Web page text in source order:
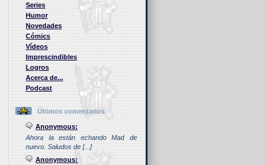
Series
Humor
Novedades
Cómics
Vídeos
Imprescindibles
Logros
Acerca de...
Podcast
Últimos comentarios
Anonymous:
Ahora la están echando Mad de
nuevo. Saludos de [...]
Anonymous: